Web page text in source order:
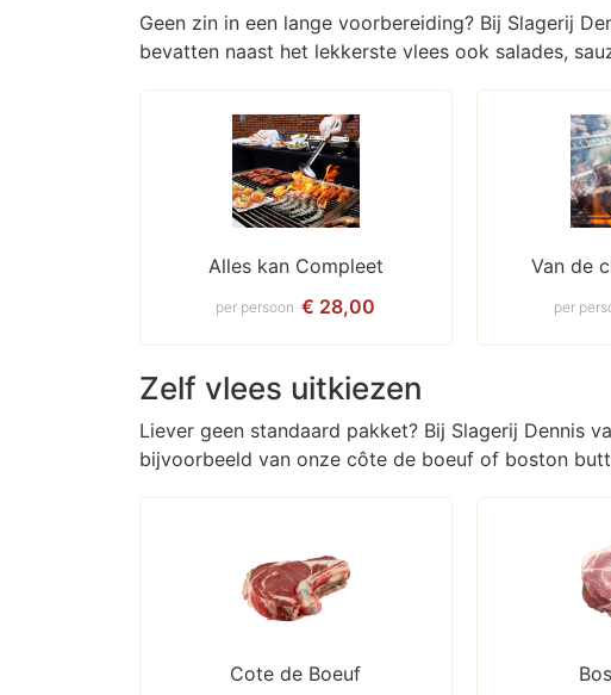
Geen zin in een lange voorbereiding? Bij Slagerij
bevatten naast het lekkerste vlees ook salades,
Alles kan Compleet
€ 28,00
per persoon
Van de
per
Zelf vlees uitkiezen
Liever geen standaard pakket? Bij Slagerij Dennis
bijvoorbeeld van onze côte de boeuf of boston
Cote de Boeuf